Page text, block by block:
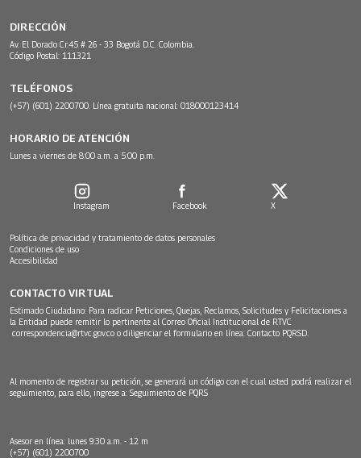
DIRECCIÓN
Av. El Dorado Cr.45 # 26 - 33 Bogotá D.C. Colombia.
Código Postal: 111321
TELÉFONOS
(+57) (601) 2200700. Línea gratuita nacional: 018000123414
HORARIO DE ATENCIÓN
Lunes a viernes de 8:00 a.m. a 5:00 p.m.
Instagram Facebook X
Política de privacidad y tratamiento de datos personales
Condiciones de uso
Accesibilidad
CONTACTO VIRTUAL
Estimado Ciudadano: Para radicar Peticiones, Quejas, Reclamos, Solicitudes y Felicitaciones a
la Entidad puede remitir lo pertinente al Correo Oficial Institucional de RTVC
correspondencia@rtvc.gov.co o diligenciar el formulario en línea: Contacto PQRSD.
Al momento de registrar su petición, se generará un código con el cual usted podrá realizar el
seguimiento, para ello, ingrese a: Seguimiento de PQRS
Asesor en línea: lunes 9:30 a.m. - 12 m
(+57) (601) 2200700